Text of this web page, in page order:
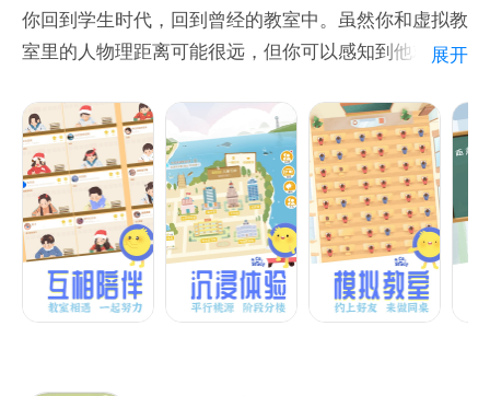
番茄工作法的关键是规划，追踪，记录，处理，以及可
视化。在规划阶段，任务被根据优先级排入&#34;To
Do Today&#34; list。 这允许用户预计每个任务的工
作量。当每个番茄时结束后，成果会被记录下来以提高
参与者的成就感并为未来的自我观察和改进提供原始数
据。
规划：每一天的待办列表都在你手中。
你回到学生时代，回到曾经的教室中。虽然你和虚拟教
室里的人物理距离可能很远，但你可以感知到他就是你
途并不孤单，有人跟你一起前行。
#虚拟校园，阶段分楼
CoStudy校园还原真实的校园场景，按不同阶段设立
教学楼，快来找到专属你的教学楼吧。
#志同道合，找到Co伴
展开